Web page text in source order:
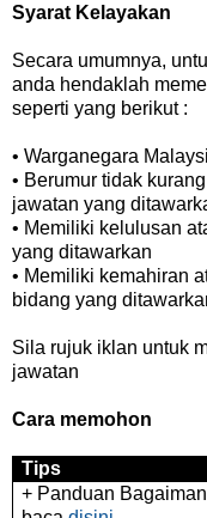
Syarat Kelayakan
Secara umumnya,
anda hendaklah
seperti yang berikut :
• Warganegara
• Berumur tidak
jawatan yang
• Memiliki kelulusan
yang ditawarkan
• Memiliki kemahiran
bidang yang
Sila rujuk iklan untuk
jawatan
Cara memohon
Tips
+ Panduan